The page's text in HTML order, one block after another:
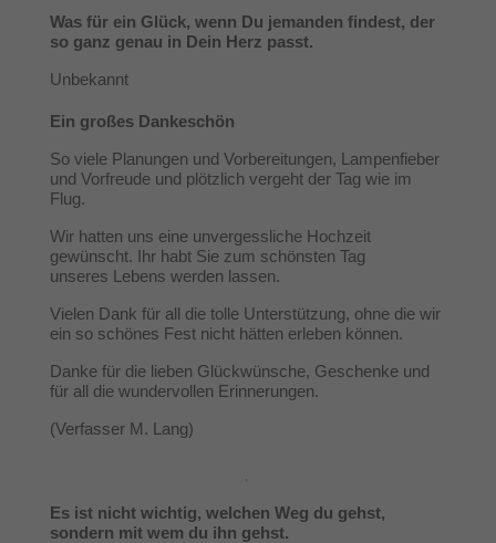
Was für ein Glück, wenn Du jemanden findest, der
so ganz genau in Dein Herz passt.
Unbekannt
Ein großes Dankeschön
So viele Planungen und Vorbereitungen, Lampenfieber
und Vorfreude und plötzlich vergeht der Tag wie im
Flug.
Wir hatten uns eine unvergessliche Hochzeit
gewünscht. Ihr habt Sie zum schönsten Tag
unseres Lebens werden lassen.
Vielen Dank für all die tolle Unterstützung, ohne die wir
ein so schönes Fest nicht hätten erleben können.
Danke für die lieben Glückwünsche, Geschenke und
für all die wundervollen Erinnerungen.
(Verfasser M. Lang)
Es ist nicht wichtig, welchen Weg du gehst,
sondern mit wem du ihn gehst.